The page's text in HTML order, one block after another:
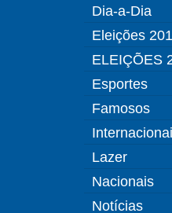
Dia-a-Dia
Eleições
ELEIÇÕES
Esportes
Famosos
Lazer
Nacionais
Notícias